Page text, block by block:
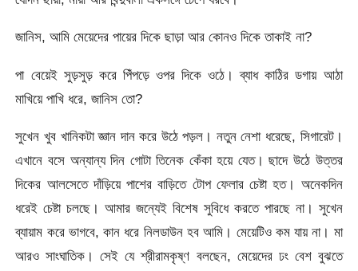
জানিস, আমি মেয়েদের পায়ের দিকে ছাড়া আর কোনও দিকে তাকাই না?
পা বেয়েই সুড়সুড় করে পিঁপড়ে ওপর দিকে ওঠে। ব্যাধ কাঠির ডগায় আঠা
মাখিয়ে পাখি ধরে, জানিস তো?
সুখেন খুব খানিকটা জ্ঞান দান করে উঠে পড়ল। নতুন নেশা ধরেছে, সিগারেট।
এখানে বসে অন্যান্য দিন গোটা তিনেক কেঁকা হয়ে যেত। ছাদে উঠে উত্তর
দিকের আলসেতে দাঁড়িয়ে পাশের বাড়িতে টোপ ফেলার চেষ্টা হত। অনেকদিন
ধরেই চেষ্টা চলছে। আমার জন্যেই বিশেষ সুবিধে করতে পারছে না। সুখেন
ব্যায়াম করে ভাগবে, কান ধরে নিলডাউন হব আমি। মেয়েটিও কম যায় না। মা
আরও সাংঘাতিক। সেই যে শ্রীরামকৃষ্ণ বলছেন, মেয়েদের ঢং বেশ বুঝতে